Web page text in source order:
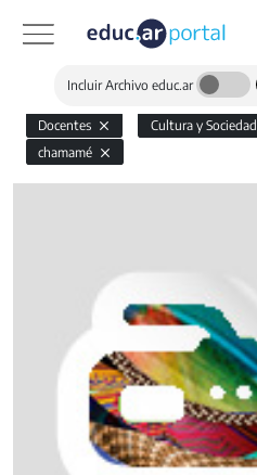
Incluir Archivo educ.ar
Docentes Cultura y Sociedad
chamamé